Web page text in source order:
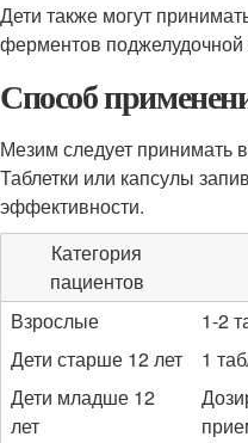
Дети также могут
ферментов поджелудочной
Способ
Мезим следует принимать
Таблетки или капсулы
эффективности.
Категория
пациентов
Взрослые
1-2
Дети старше 12 лет
1
Дети младше 12
лет